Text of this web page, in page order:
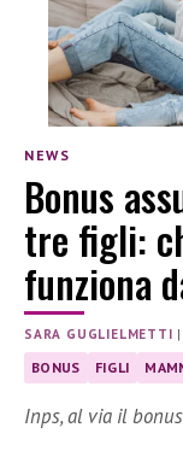
NEWS
Bonus
tre figli:
funziona
SARA GUGLIELMETTI
BONUS FIGLI
Inps, al via il